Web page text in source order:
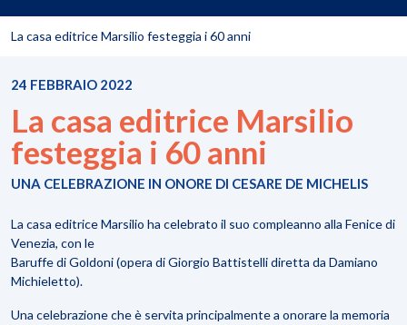
La casa editrice Marsilio festeggia i 60 anni
24 FEBBRAIO 2022
La casa editrice Marsilio
festeggia i 60 anni
UNA CELEBRAZIONE IN ONORE DI CESARE DE MICHELIS
La casa editrice Marsilio ha celebrato il suo compleanno alla Fenice di
Venezia, con le
Baruffe di Goldoni (opera di Giorgio Battistelli diretta da Damiano
Michieletto).
Una celebrazione che è servita principalmente a onorare la memoria